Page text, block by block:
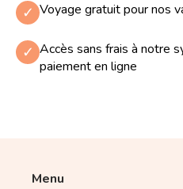
✓ Voyage gratuit pour nos
✓ Accès sans frais à notre
paiement en ligne
Menu